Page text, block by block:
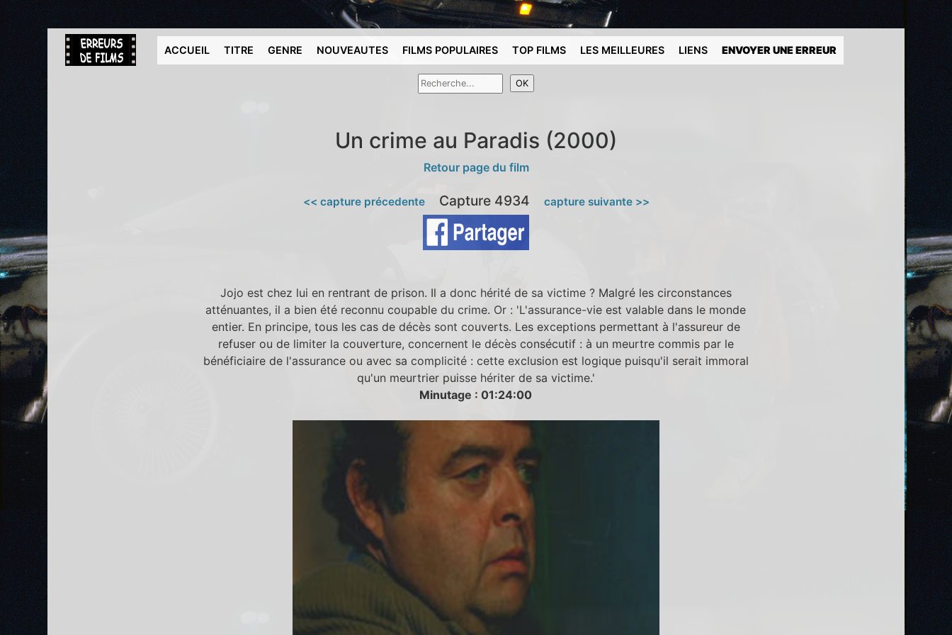
ACCUEIL TITRE GENRE NOUVEAUTES FILMS POPULAIRES TOP FILMS LES MEILLEURES LIENS ENVOYER UNE ERREUR
Un crime au Paradis (2000)
Retour page du film
<< capture précedenteCapture 4934 capture suivante >>
Jojo est chez lui en rentrant de prison. Il a donc hérité de sa victime ? Malgré les circonstances
atténuantes, il a bien été reconnu coupable du crime. Or : 'L'assurance-vie est valable dans le monde
entier. En principe, tous les cas de décès sont couverts. Les exceptions permettant à l'assureur de
refuser ou de limiter la couverture, concernent le décès consécutif : à un meurtre commis par le
bénéficiaire de l'assurance ou avec sa complicité : cette exclusion est logique puisqu'il serait immoral
qu'un meurtrier puisse hériter de sa victime.'
Minutage : 01:24:00